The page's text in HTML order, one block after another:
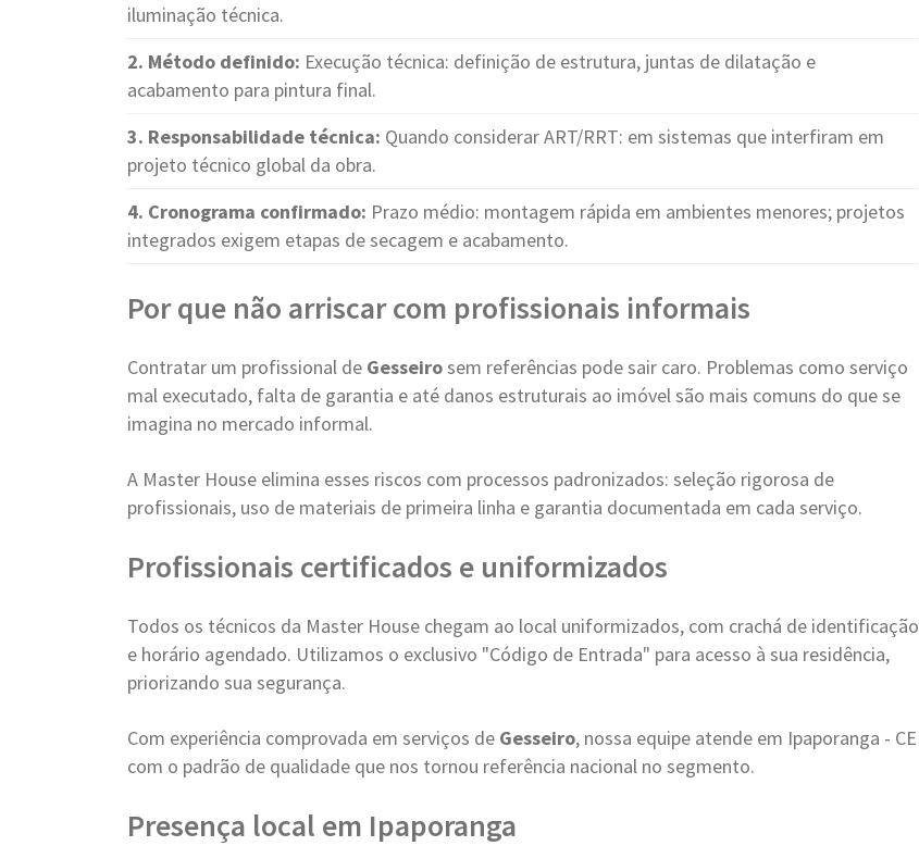
iluminação técnica.
2. Método definido: Execução técnica: definição de estrutura, juntas de dilatação e
acabamento para pintura final.
3. Responsabilidade técnica: Quando considerar ART/RRT: em sistemas que interfiram em
projeto técnico global da obra.
4. Cronograma confirmado: Prazo médio: montagem rápida em ambientes menores; projetos
integrados exigem etapas de secagem e acabamento.
Por que não arriscar com profissionais informais
Contratar um profissional de Gesseirosem referências pode sair caro. Problemas como serviço
mal executado, falta de garantia e até danos estruturais ao imóvel são mais comuns do que se
imagina no mercado informal.
A Master House elimina esses riscos com processos padronizados: seleção rigorosa de
profissionais, uso de materiais de primeira linha e garantia documentada em cada serviço.
Profissionais certificados e uniformizados
Todos os técnicos da Master House chegam ao local uniformizados, com crachá de identificação
e horário agendado. Utilizamos o exclusivo "Código de Entrada" para acesso à sua residência,
priorizando sua segurança.
Com experiência comprovada em serviços de Gesseiro, nossa equipe atende em Ipaporanga - CE
com o padrão de qualidade que nos tornou referência nacional no segmento.
Presença local em Ipaporanga